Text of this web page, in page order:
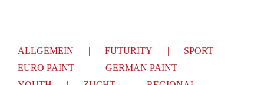
ALLGEMEIN FUTURITY
SPORT
EURO PAINT
GERMAN PAINT